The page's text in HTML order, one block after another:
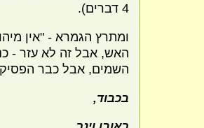
4 דברים).
ומתרץ הגמרא - "אין
האש, אבל זה לא עזר -
השמים, אבל כבר הפסיק
בכבוד,